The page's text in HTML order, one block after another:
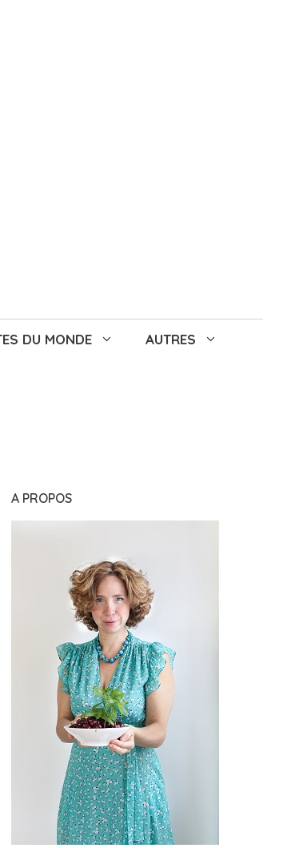
DU MONDE AUTRES
A PROPOS